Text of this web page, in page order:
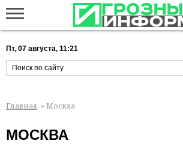
Пт, 07 августа, 11:21
Главная » Москва
МОСКВА